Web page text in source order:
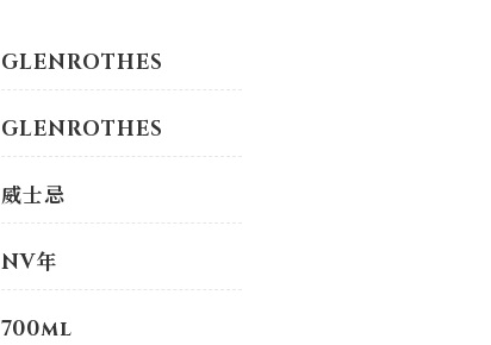
GLENROTHES
GLENROTHES
威士忌
NV年
700ml